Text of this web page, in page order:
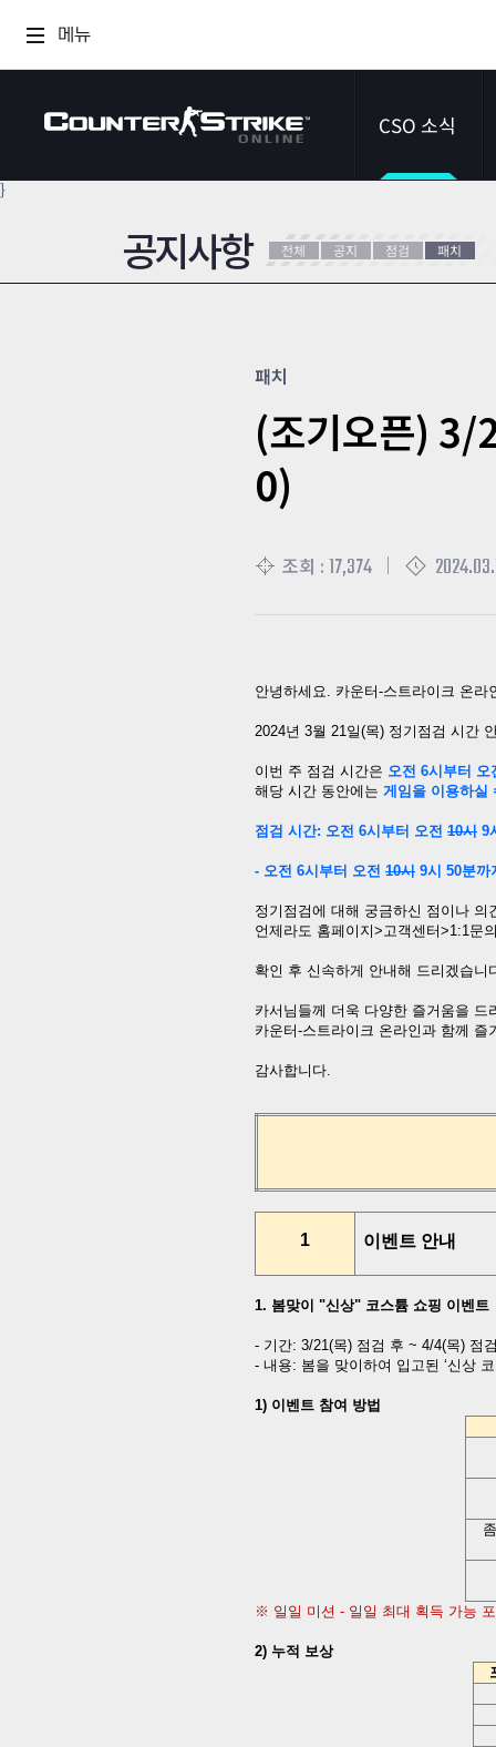
메뉴
CSO 소식
이벤트
}
공지사항 전체 공지 점검 패치
패치
(조기오픈) 3/
0)
조회 : 17,374
안녕하세요. 카운터-스트라이크 온라
2024년 3월 21일(목) 정기점검 시간
이번 주 점검 시간은 오전 6시부터 오
해당 시간 동안에는 게임을 이용하실
점검 시간: 오전 6시부터 오전 10시 9
- 오전 6시부터 오전 10시 9시 50분까
정기점검에 대해 궁금하신 점이나 의
언제라도 홈페이지>고객센터>1:1문
확인 후 신속하게 안내해 드리겠습니
카서님들께 더욱 다양한 즐거움을 드
카운터-스트라이크 온라인과 함께 즐
감사합니다.
1 이벤트 안내
1. 봄맞이 "신상" 코스튬 쇼핑 이벤트
- 기간: 3/21(목) 점검 후 ~ 4/4(목) 점
- 내용: 봄을 맞이하여 입고된 ‘신상
1) 이벤트 참여 방법
※ 일일 미션 - 일일 최대 획득 가능
2) 누적 보상